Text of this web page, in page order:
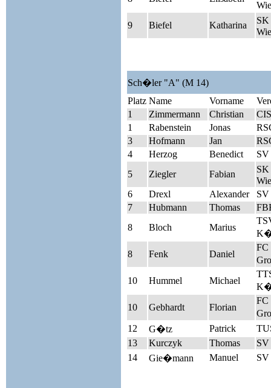
9
Biefel Katharina
Sch�ler "A" (M 14)
Platz Name Vorname
1
Zimmermann Christian
1
Rabenstein Jonas
3
Hofmann Jan
4
Herzog Benedict
SV
5
Ziegler Fabian
6
Drexl Alexander
SV
7
Hubmann Thomas
8
Bloch Marius
8
Fenk Daniel
FC
10
Hummel Michael
10
Gebhardt Florian
FC
12
G�tz Patrick
13
Kurczyk Thomas
SV
14
Gie�mann Manuel SV